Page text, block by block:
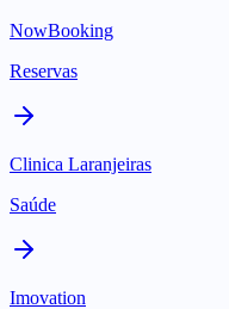
NowBooking
Reservas
Clinica Laranjeiras
Saúde
Imovation